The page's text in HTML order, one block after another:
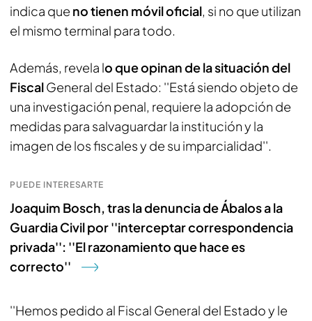
indica que no tienen móvil oficial, si no que utilizan
el mismo terminal para todo.
Además, revela lo que opinan de la situación del
FiscalGeneral del Estado: ''Está siendo objeto de
una investigación penal, requiere la adopción de
medidas para salvaguardar la institución y la
imagen de los fiscales y de su imparcialidad''.
PUEDE INTERESARTE
Joaquim Bosch, tras la denuncia de Ábalos a la
Guardia Civil por ''interceptar correspondencia
privada'': ''El razonamiento que hace es
correcto''
''Hemos pedido al Fiscal General del Estado y le